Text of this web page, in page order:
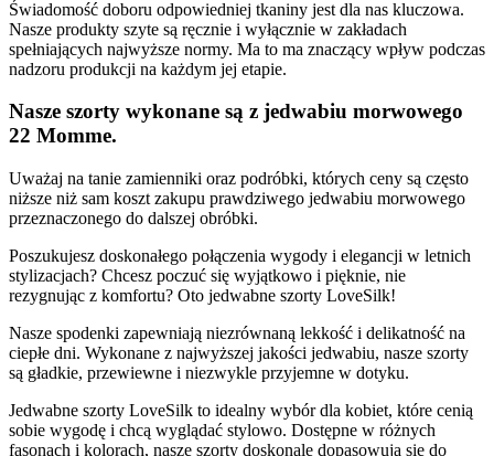
Świadomość doboru odpowiedniej tkaniny jest dla nas kluczowa.
Nasze produkty szyte są ręcznie i wyłącznie w zakładach
spełniających najwyższe normy. Ma to ma znaczący wpływ podczas
nadzoru produkcji na każdym jej etapie.
Nasze szorty wykonane są z jedwabiu morwowego
22 Momme.
Uważaj na tanie zamienniki oraz podróbki, których ceny są często
niższe niż sam koszt zakupu prawdziwego jedwabiu morwowego
przeznaczonego do dalszej obróbki.
Poszukujesz doskonałego połączenia wygody i elegancji w letnich
stylizacjach? Chcesz poczuć się wyjątkowo i pięknie, nie
rezygnując z komfortu? Oto jedwabne szorty LoveSilk!
Nasze spodenki zapewniają niezrównaną lekkość i delikatność na
ciepłe dni. Wykonane z najwyższej jakości jedwabiu, nasze szorty
są gładkie, przewiewne i niezwykle przyjemne w dotyku.
Jedwabne szorty LoveSilk to idealny wybór dla kobiet, które cenią
sobie wygodę i chcą wyglądać stylowo. Dostępne w różnych
fasonach i kolorach, nasze szorty doskonale dopasowują się do